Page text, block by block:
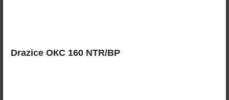
Drazice ОКС 160 NTR/BP